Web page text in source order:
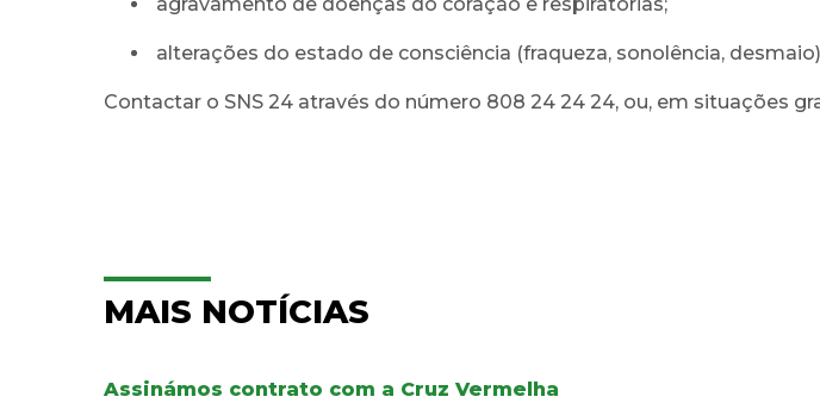
alterações do estado de consciência (fraqueza, sonolência,
Contactar o SNS 24 através do número 808 24 24 24, ou, em situações
MAIS NOTÍCIAS
Assinámos contrato com a Cruz Vermelha